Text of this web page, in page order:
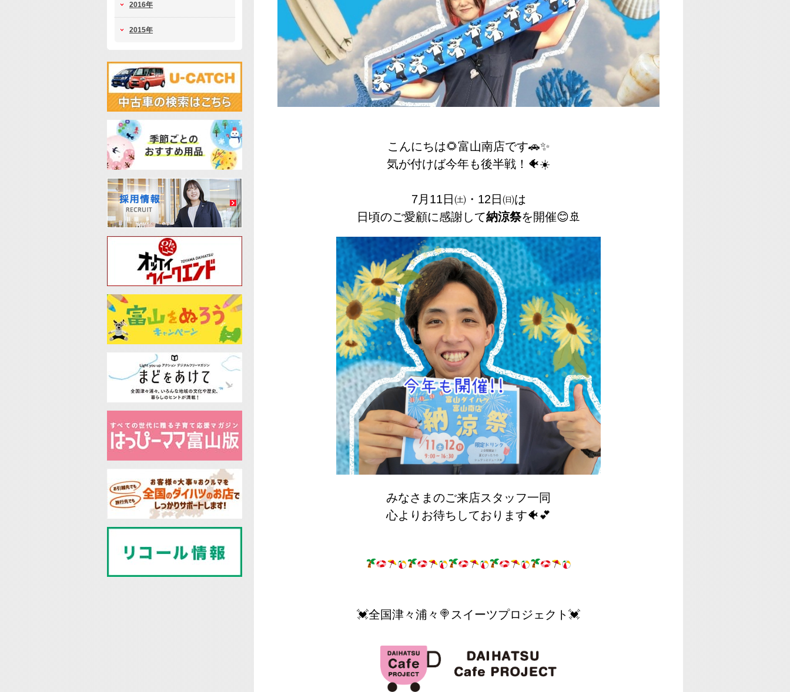
2016年
2015年
こんにちは🌻富山南店です🚗✨
気が付けば今年も後半戦！🐠☀️
7月11日㈯・12日㈰は
日頃のご愛顧に感謝して納涼祭を開催😊🚢
みなさまのご来店スタッフ一同
心よりお待ちしております🐠💕
💓全国津々浦々🍭スイーツプロジェクト💓